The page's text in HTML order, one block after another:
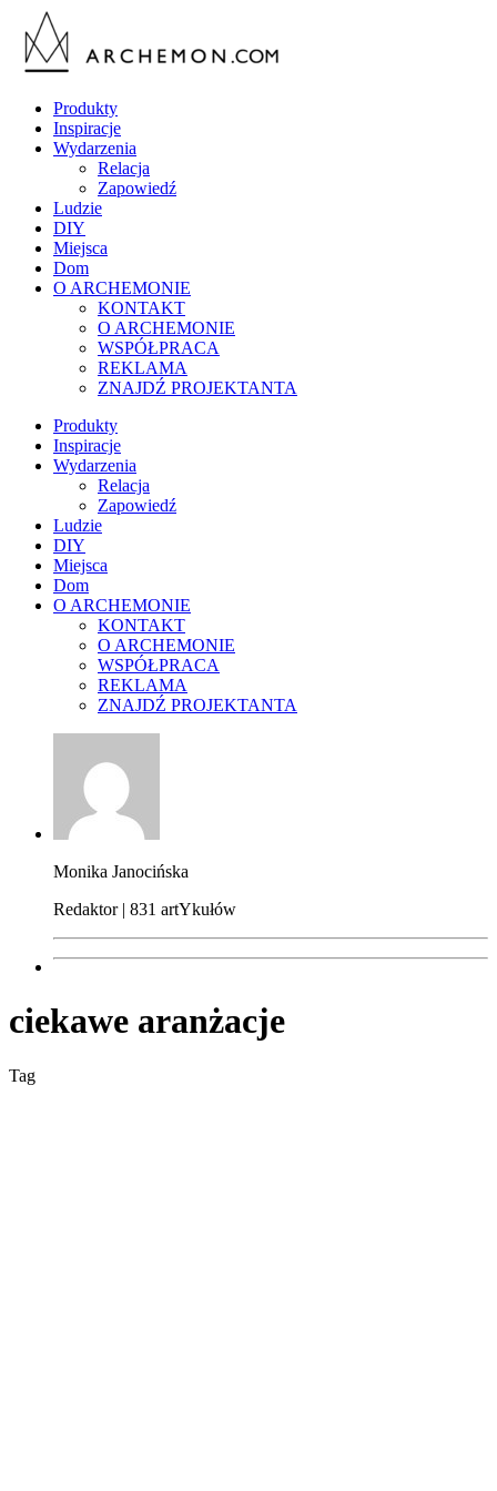
Produkty
Inspiracje
Wydarzenia
Relacja
Zapowiedź
Ludzie
DIY
Miejsca
Dom
O ARCHEMONIE
KONTAKT
O ARCHEMONIE
WSPÓŁPRACA
REKLAMA
ZNAJDŹ PROJEKTANTA
Produkty
Inspiracje
Wydarzenia
Relacja
Zapowiedź
Ludzie
DIY
Miejsca
Dom
O ARCHEMONIE
KONTAKT
O ARCHEMONIE
WSPÓŁPRACA
REKLAMA
ZNAJDŹ PROJEKTANTA
Monika Janocińska
Redaktor | 831 artYkułów
ciekawe aranżacje
Tag